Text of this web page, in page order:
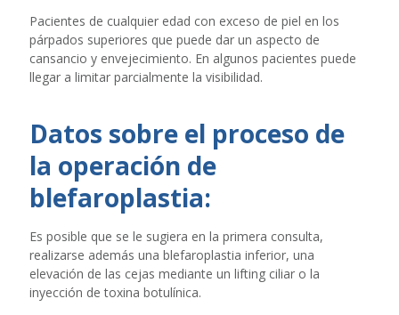
Pacientes de cualquier edad con exceso de piel en los
párpados superiores que puede dar un aspecto de
cansancio y envejecimiento. En algunos pacientes puede
llegar a limitar parcialmente la visibilidad.
Datos sobre el proceso de
la operación de
blefaroplastia:
Es posible que se le sugiera en la primera consulta,
realizarse además una blefaroplastia inferior, una
elevación de las cejas mediante un lifting ciliar o la
inyección de toxina botulínica.